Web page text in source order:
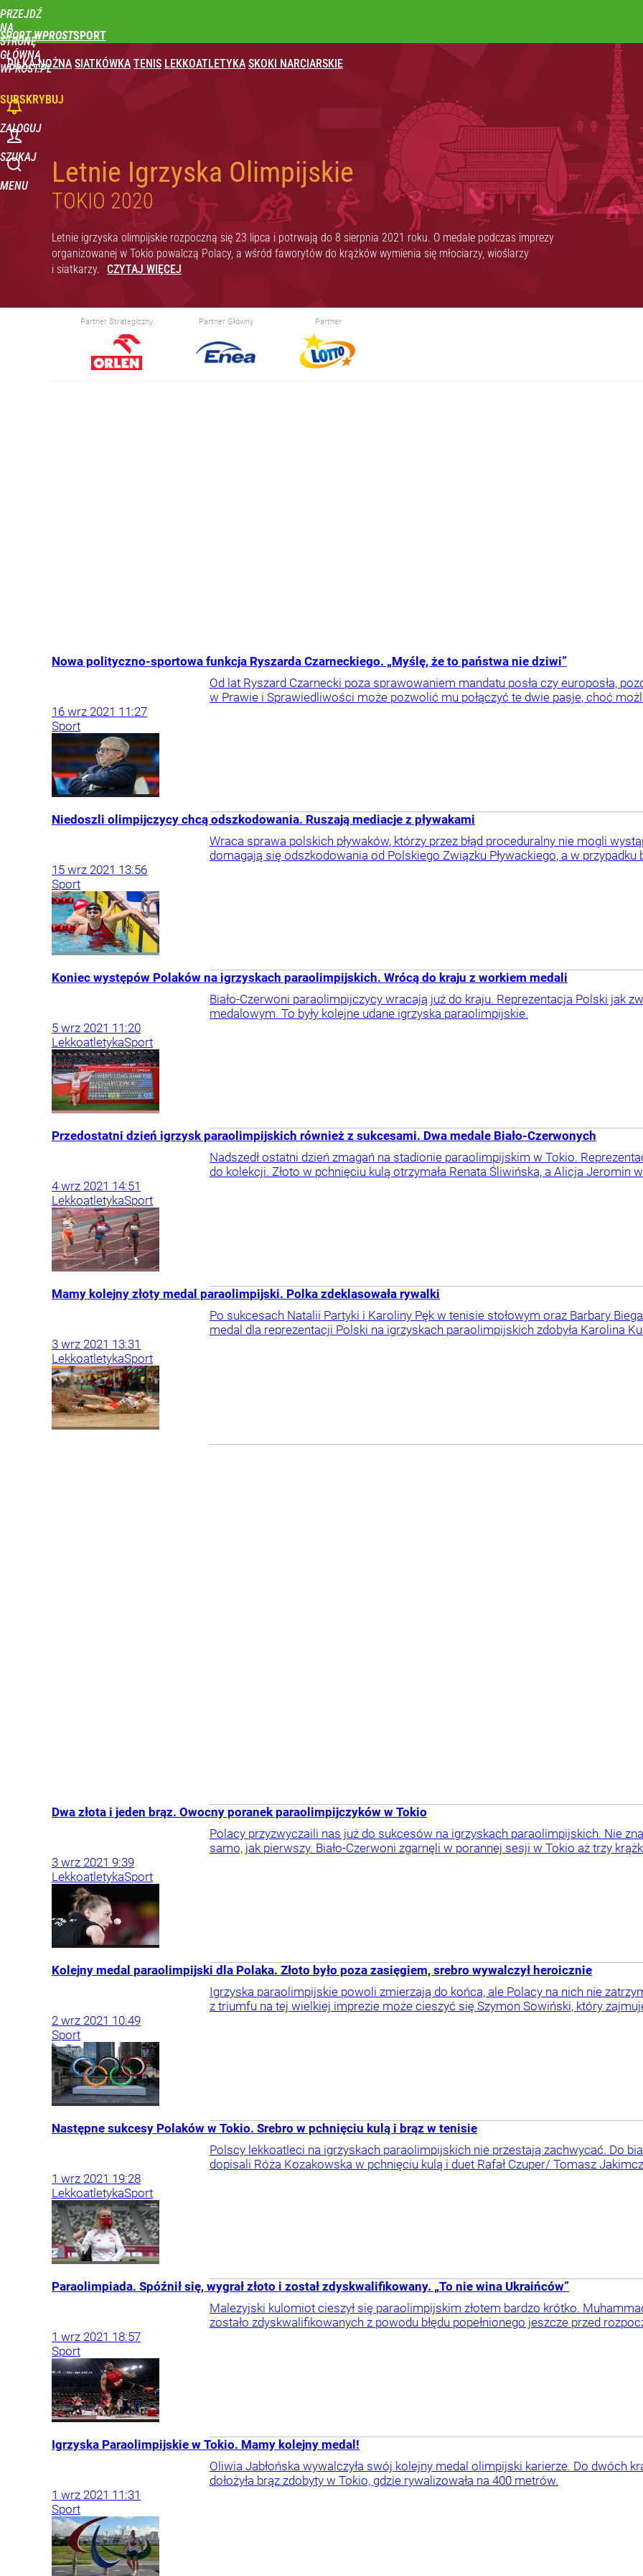
PRZEJDŹ
NA
STRONĘ
GŁÓWNĄ
WPROST.PL
SPORT WPROST
PIŁKA NOŻNA SIATKÓWKA TENIS LEKKOATLETYKA SKOKI NARCIARSKIE
SUBSKRYBUJ
ZALOGUJ
SZUKAJ
MENU Letnie Igrzyska Olimpijskie
TOKIO 2020
Letnie igrzyska olimpijskie rozpoczną się 23 lipca i potrwają do 8 sierpnia 2021 roku. O medale podczas imprezy
organizowanej w Tokio powalczą Polacy, a wśród faworytów do krążków wymienia się młociarzy, wioślarzy
i siatkarzy.
Partner Strategiczny Partner Główny Partner
Nowa polityczno-sportowa funkcja Ryszarda Czarneckiego. „Myślę, że to państwa nie dziwi”
Od lat Ryszard Czarnecki poza sprawowaniem mandatu posła czy europosła,
w Prawie i Sprawiedliwości może pozwolić mu połączyć te dwie pasje, choć
16 wrz 2021 11:27
Sport
Niedoszli olimpijczycy chcą odszkodowania. Ruszają mediacje z pływakami
Wraca sprawa polskich pływaków, którzy przez błąd proceduralny nie mogli
domagają się odszkodowania od Polskiego Związku Pływackiego, a w
15 wrz 2021 13:56
Sport
Koniec występów Polaków na igrzyskach paraolimpijskich. Wrócą do kraju z workiem medali
Biało-Czerwoni paraolimpijczycy wracają już do kraju. Reprezentacja Polski jak
medalowym. To były kolejne udane igrzyska paraolimpijskie.
5 wrz 2021 11:20
LekkoatletykaSport
Przedostatni dzień igrzysk paraolimpijskich również z sukcesami. Dwa medale Biało-Czerwonych
Nadszedł ostatni dzień zmagań na stadionie paraolimpijskim w Tokio.
do kolekcji. Złoto w pchnięciu kulą otrzymała Renata Śliwińska, a Alicja Jeromin
4 wrz 2021 14:51
LekkoatletykaSport
Mamy kolejny złoty medal paraolimpijski. Polka zdeklasowała rywalki
Po sukcesach Natalii Partyki i Karoliny Pęk w tenisie stołowym oraz Barbary
medal dla reprezentacji Polski na igrzyskach paraolimpijskich zdobyła Karolina
3 wrz 2021 13:31
LekkoatletykaSport
Dwa złota i jeden brąz. Owocny poranek paraolimpijczyków w Tokio
Polacy przyzwyczaili nas już do sukcesów na igrzyskach paraolimpijskich. Nie
samo, jak pierwszy. Biało-Czerwoni zgarnęli w porannej sesji w Tokio aż trzy
3 wrz 2021 9:39
LekkoatletykaSport
Kolejny medal paraolimpijski dla Polaka. Złoto było poza zasięgiem, srebro wywalczył heroicznie
Igrzyska paraolimpijskie powoli zmierzają do końca, ale Polacy na nich nie
z triumfu na tej wielkiej imprezie może cieszyć się Szymon Sowiński, który
2 wrz 2021 10:49
Sport
Następne sukcesy Polaków w Tokio. Srebro w pchnięciu kulą i brąz w tenisie
Polscy lekkoatleci na igrzyskach paraolimpijskich nie przestają zachwycać. Do
dopisali Róża Kozakowska w pchnięciu kulą i duet Rafał Czuper/ Tomasz
1 wrz 2021 19:28
LekkoatletykaSport
Paraolimpiada. Spóźnił się, wygrał złoto i został zdyskwalifikowany. „To nie wina Ukraińców”
Malezyjski kulomiot cieszył się paraolimpijskim złotem bardzo krótko.
zostało zdyskwalifikowanych z powodu błędu popełnionego jeszcze przed
1 wrz 2021 18:57
Sport
Igrzyska Paraolimpijskie w Tokio. Mamy kolejny medal!
Oliwia Jabłońska wywalczyła swój kolejny medal olimpijski karierze. Do dwóch
dołożyła brąz zdobyty w Tokio, gdzie rywalizowała na 400 metrów.
1 wrz 2021 11:31
Sport